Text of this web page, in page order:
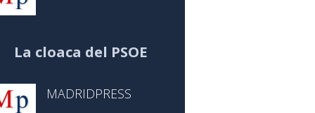
La cloaca del PSOE
MADRIDPRESS